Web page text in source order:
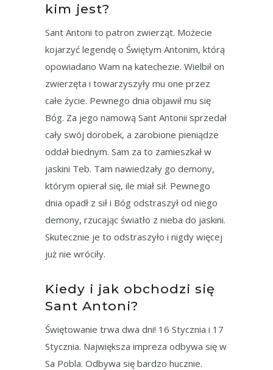
kim jest?
Sant Antoni to patron zwierząt. Możecie
kojarzyć legendę o Świętym Antonim, którą
opowiadano Wam na katechezie. Wielbił on
zwierzęta i towarzyszyły mu one przez
całe życie. Pewnego dnia objawił mu się
Bóg. Za jego namową Sant Antonii sprzedał
cały swój dorobek, a zarobione pieniądze
oddał biednym. Sam za to zamieszkał w
jaskini Teb. Tam nawiedzały go demony,
którym opierał się, ile miał sił. Pewnego
dnia opadł z sił i Bóg odstraszył od niego
demony, rzucając światło z nieba do jaskini.
Skutecznie je to odstraszyło i nigdy więcej
już nie wróciły.
Kiedy i jak obchodzi się
Sant Antoni?
Świętowanie trwa dwa dni! 16 Stycznia i 17
Stycznia. Największa impreza odbywa się w
Sa Pobla. Odbywa się bardzo hucznie.